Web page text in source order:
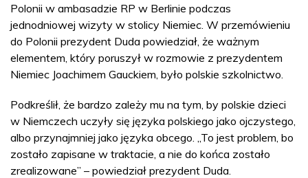
Polonii w ambasadzie RP w Berlinie podczas
jednodniowej wizyty w stolicy Niemiec. W przemówieniu
do Polonii prezydent Duda powiedział, że ważnym
elementem, który poruszył w rozmowie z prezydentem
Niemiec Joachimem Gauckiem, było polskie szkolnictwo.
Podkreślił, że bardzo zależy mu na tym, by polskie dzieci
w Niemczech uczyły się języka polskiego jako ojczystego,
albo przynajmniej jako języka obcego. „To jest problem, bo
zostało zapisane w traktacie, a nie do końca zostało
zrealizowane” – powiedział prezydent Duda.